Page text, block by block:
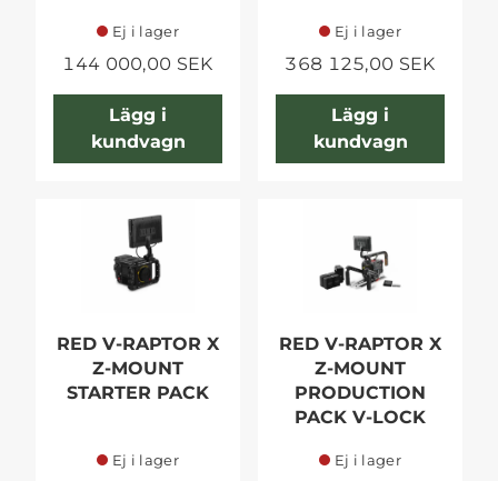
Ej i lager
144 000,00 SEK
Lägg i
kundvagn
Ej i lager
368 125,00 SEK
Lägg i
kundvagn
RED V-RAPTOR X
Z-MOUNT
STARTER PACK
Ej i lager
RED V-RAPTOR X
Z-MOUNT
PRODUCTION
PACK V-LOCK
Ej i lager